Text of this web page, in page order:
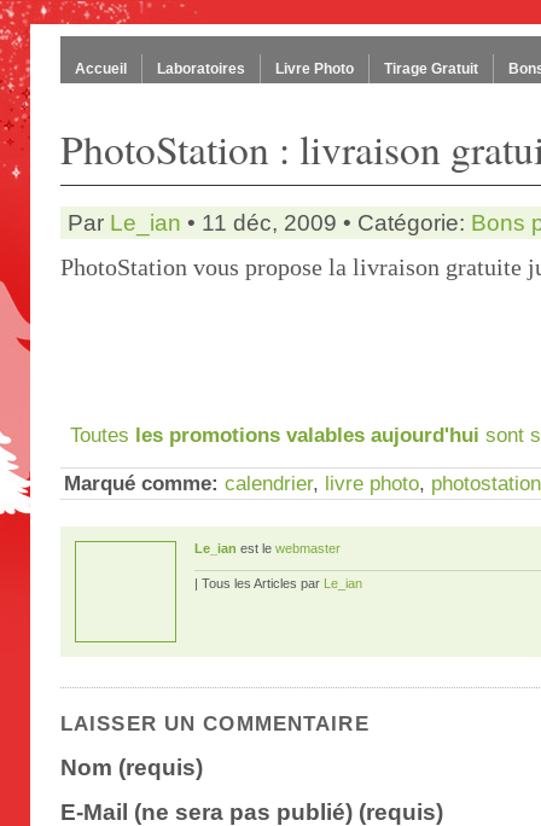
Accueil Laboratoires Livre Photo Tirage Gratuit
PhotoStation : livraison
Par Le_ian • 11 déc, 2009 • Catégorie: Bons
PhotoStation vous propose la livraison gratuite
Toutes les promotions valables aujourd'hui sont
Marqué comme: calendrier, livre photo, photostation
Le_ian est le webmaster
| Tous les Articles par Le_ian
LAISSER UN COMMENTAIRE
Nom (requis)
E-Mail (ne sera pas publié) (requis)